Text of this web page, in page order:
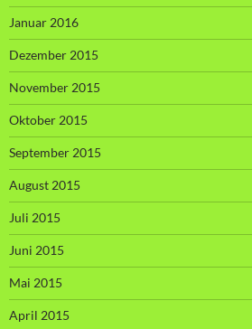
Januar 2016
Dezember 2015
November 2015
Oktober 2015
September 2015
August 2015
Juli 2015
Juni 2015
Mai 2015
April 2015